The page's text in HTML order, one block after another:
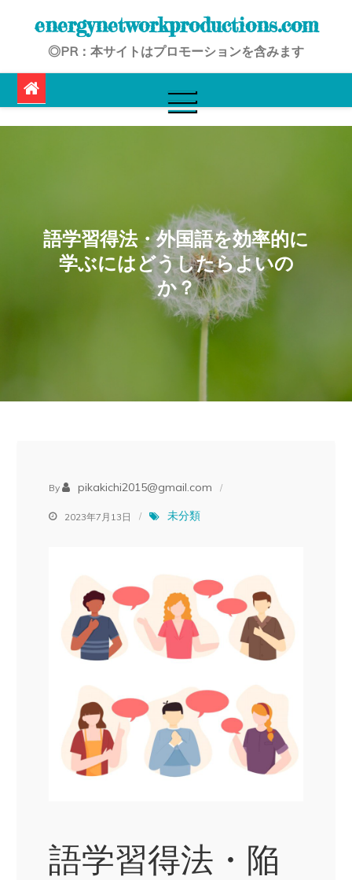
energynetworkproductions.com
◎PR：本サイトはプロモーションを含みます
語学習得法・外国語を効率的に
学ぶにはどうしたらよいの
か？
By pikakichi2015@gmail.com
2023年7月13日 未分類
語学習得法・陥